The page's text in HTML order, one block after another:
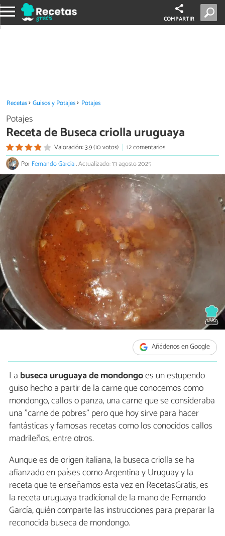
COMPARTIR
Recetas Guisos y Potajes Potajes
Potajes
Receta de Buseca criolla uruguaya
Valoración: 3.9 (10 votos)
12 comentarios
PorFernando Garcia.Actualizado: 13 agosto 2025
Añádenos en Google
La buseca uruguaya de mondongoes un estupendo
guiso hecho a partir de la carne que conocemos como
mondongo, callos o panza, una carne que se consideraba
una "carne de pobres" pero que hoy sirve para hacer
fantásticas y famosas recetas como los conocidos callos
madrileños, entre otros.
Aunque es de origen italiana, la buseca criolla se ha
afianzado en países como Argentina y Uruguay y la
receta que te enseñamos esta vez en RecetasGratis, es
la receta uruguaya tradicional de la mano de Fernando
García, quién comparte las instrucciones para preparar la
reconocida buseca de mondongo.